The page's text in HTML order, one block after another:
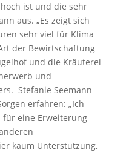
ist und die sehr
aus. „Es zeigt sich
sehr viel für Klima
der Bewirtschaftung
und die Kräuterei
und
Stefanie Seemann
erfahren: „Ich
für eine Erweiterung
kaum Unterstützung,